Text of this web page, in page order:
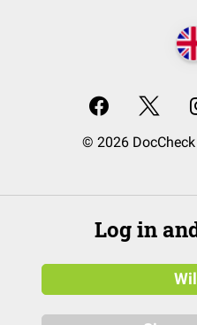
© 2026
Log in